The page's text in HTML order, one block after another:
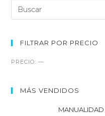
Buscar:
FILTRAR POR PRECIO
Precio
Precio
PRECIO:—
MÁS VENDIDOS